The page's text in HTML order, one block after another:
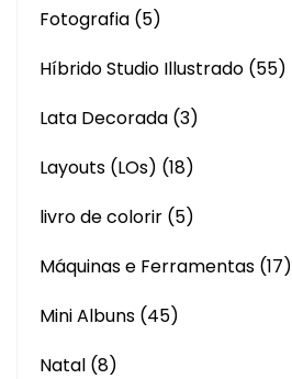
Fotografia (5)
Híbrido Studio Illustrado (55)
Lata Decorada (3)
Layouts (LOs) (18)
livro de colorir (5)
Máquinas e Ferramentas (17)
Mini Albuns (45)
Natal (8)